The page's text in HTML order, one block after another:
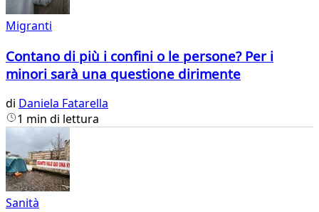
Migranti
Contano di più i confini o le persone? Per i
minori sarà una questione dirimente
di Daniela Fatarella
1 min di lettura
Sanità